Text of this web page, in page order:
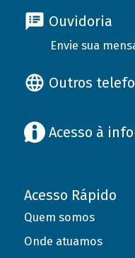
Ouvidoria
Envie sua
Outros
Acesso à
Acesso Rápido
Quem somos
Onde atuamos